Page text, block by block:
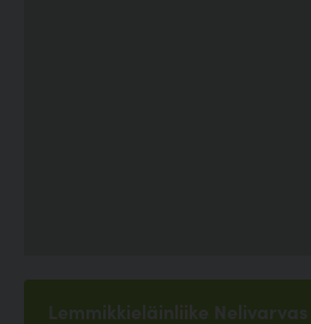
Lemmikkieläinliike Nelivarvas